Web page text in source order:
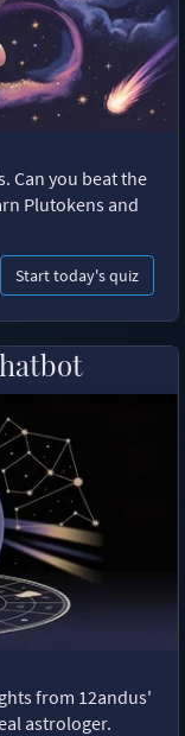
Can you beat the
Plutokens and
Start today's quiz
from 12andus'
astrologer.